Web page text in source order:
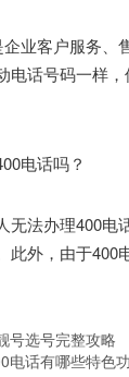
客户服务、
电话号码一样
电话吗？
法办理400电
此外，由于400
号选号完整攻略
电话有哪些特色